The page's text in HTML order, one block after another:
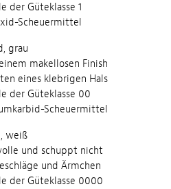
der Güteklasse 1
Scheuermittel
grau
makellosen Finish
eines klebrigen Hals
der Güteklasse 00
Scheuermittel
weiß
und schuppt nicht
und Ärmchen
der Güteklasse 0000